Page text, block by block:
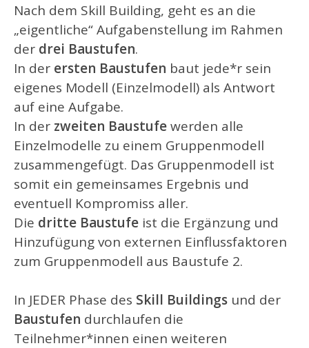
Nach dem Skill Building, geht es an die
„eigentliche“ Aufgabenstellung im Rahmen
der drei Baustufen.
In der ersten Baustufen baut jede*r sein
eigenes Modell (Einzelmodell) als Antwort
auf eine Aufgabe.
In der zweiten Baustufewerden alle
Einzelmodelle zu einem Gruppenmodell
zusammengefügt. Das Gruppenmodell ist
somit ein gemeinsames Ergebnis und
eventuell Kompromiss aller.
Die dritte Baustufe ist die Ergänzung und
Hinzufügung von externen Einflussfaktoren
zum Gruppenmodell aus Baustufe 2.
In JEDER Phase des Skill Buildings und der
Baustufen durchlaufen die
Teilnehmer*innen einen weiteren